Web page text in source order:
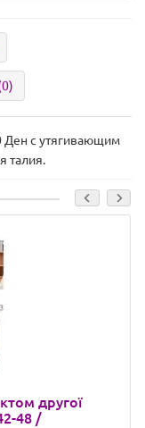
Ден с утягивающим
талия.
другої
48 /